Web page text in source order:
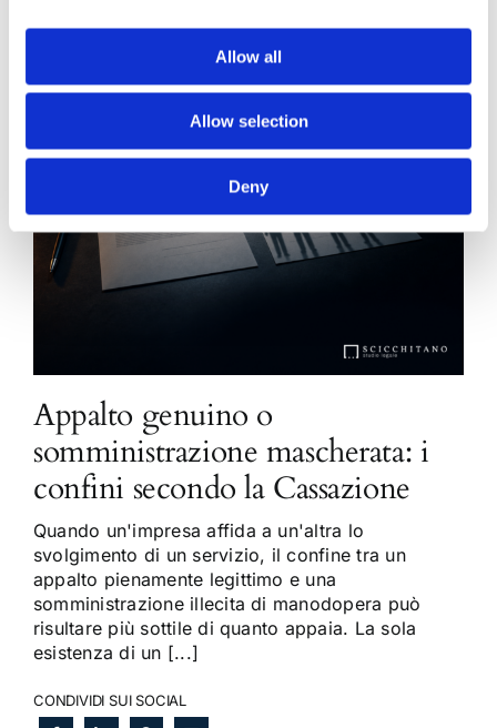
Allow all
Allow selection
Deny
Appalto genuino o
somministrazione mascherata: i
confini secondo la Cassazione
Quando un'impresa affida a un'altra lo
svolgimento di un servizio, il confine tra un
appalto pienamente legittimo e una
somministrazione illecita di manodopera può
risultare più sottile di quanto appaia. La sola
esistenza di un [...]
CONDIVIDI SUI SOCIAL